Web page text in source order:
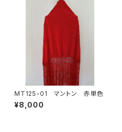
MT125-01 マントン 赤単色
¥8,000